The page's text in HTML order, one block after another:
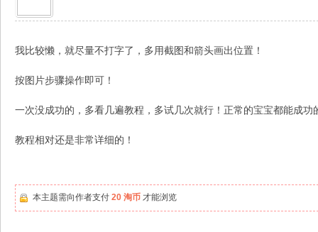
我比较懒，就尽量不打字了，多用截图和箭头画出位置！
按图片步骤操作即可！
一次没成功的，多看几遍教程，多试几次就行！正常的宝宝都能成功
教程相对还是非常详细的！
本主题需向作者支付 20 淘币 才能浏览